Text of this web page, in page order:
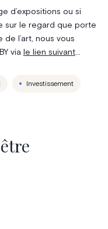
d’expositions ou si
sur le regard que porte
l’art, nous vous
via le lien suivant…
Investissement